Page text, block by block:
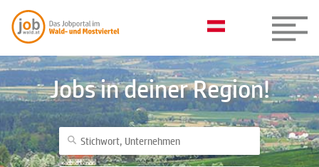
Jobs in deiner Region!